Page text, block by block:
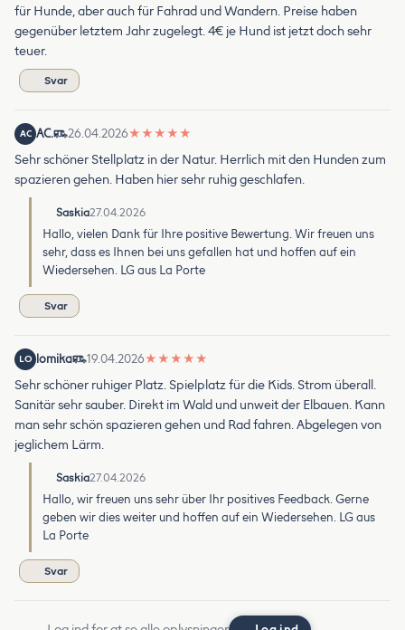
für Hunde, aber auch für Fahrad und Wandern. Preise haben
gegenüber letztem Jahr zugelegt. 4€ je Hund ist jetzt doch sehr
teuer.
Svar
AC AC. 26.04.2026★ ★ ★ ★ ★
Sehr schöner Stellplatz in der Natur. Herrlich mit den Hunden zum
spazieren gehen. Haben hier sehr ruhig geschlafen.
Saskia27.04.2026
Hallo, vielen Dank für Ihre positive Bewertung. Wir freuen uns
sehr, dass es Ihnen bei uns gefallen hat und hoffen auf ein
Wiedersehen. LG aus La Porte
Svar
LO lomika 19.04.2026★ ★ ★ ★ ★
Sehr schöner ruhiger Platz. Spielplatz für die Kids. Strom überall.
Sanitär sehr sauber. Direkt im Wald und unweit der Elbauen. Kann
man sehr schön spazieren gehen und Rad fahren. Abgelegen von
jeglichem Lärm.
Saskia27.04.2026
Hallo, wir freuen uns sehr über Ihr positives Feedback. Gerne
geben wir dies weiter und hoffen auf ein Wiedersehen. LG aus
La Porte
Svar